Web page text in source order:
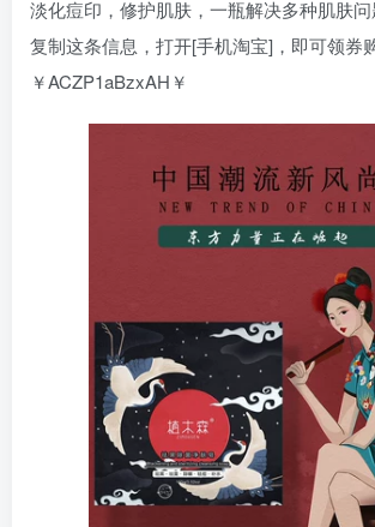
淡化痘印，修护肌肤，一瓶解决多种肌肤问
复制这条信息，打开[手机淘宝]，即可领券
￥ACZP1aBzxAH￥